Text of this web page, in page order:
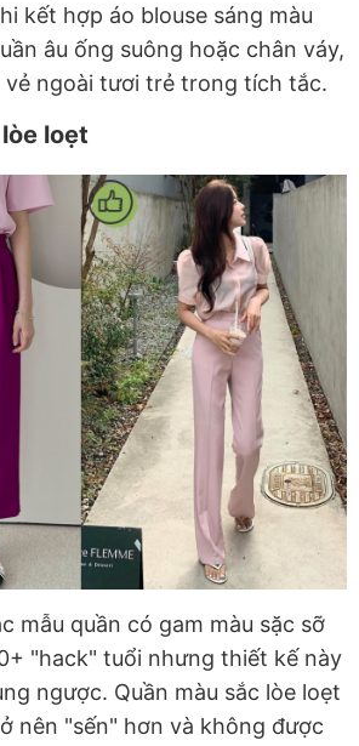
kết hợp áo blouse sáng màu
âu ống suông hoặc chân váy,
vẻ ngoài tươi trẻ trong tích tắc.
loẹt
mẫu quần có gam màu sặc sỡ
"hack" tuổi nhưng thiết kế này
ngược. Quần màu sắc lòe loẹt
nên "sến" hơn và không được